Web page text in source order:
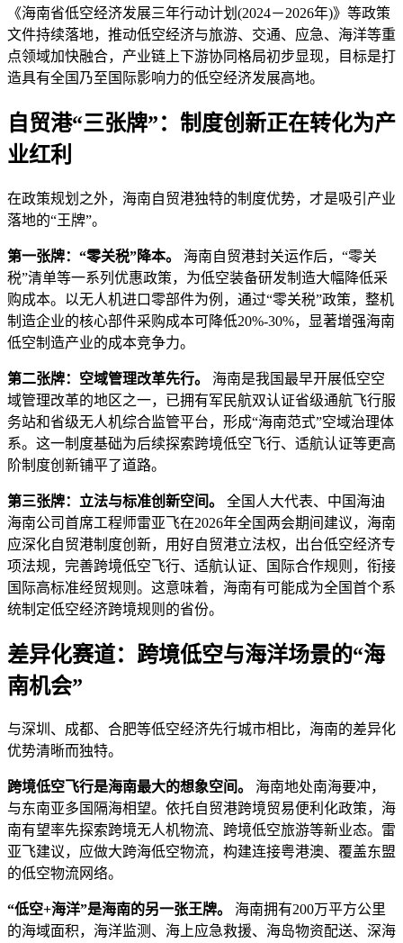
《海南省低空经济发展三年行动计划(2024－2026年)》等政策
文件持续落地，推动低空经济与旅游、交通、应急、海洋等重
点领域加快融合，产业链上下游协同格局初步显现，目标是打
造具有全国乃至国际影响力的低空经济发展高地。
自贸港“三张牌”：制度创新正在转化为产
业红利
在政策规划之外，海南自贸港独特的制度优势，才是吸引产业
落地的“王牌”。
第一张牌：“零关税”降本。
海南自贸港封关运作后，“零关
税”清单等一系列优惠政策，为低空装备研发制造大幅降低采
购成本。以无人机进口零部件为例，通过“零关税”政策，整机
制造企业的核心部件采购成本可降低20%-30%，显著增强海南
低空制造产业的成本竞争力。
第二张牌：空域管理改革先行。
海南是我国最早开展低空空
域管理改革的地区之一，已拥有军民航双认证省级通航飞行服
务站和省级无人机综合监管平台，形成“海南范式”空域治理体
系。这一制度基础为后续探索跨境低空飞行、适航认证等更高
阶制度创新铺平了道路。
第三张牌：立法与标准创新空间。
全国人大代表、中国海油
海南公司首席工程师雷亚飞在2026年全国两会期间建议，海南
应深化自贸港制度创新，用好自贸港立法权，出台低空经济专
项法规，完善跨境低空飞行、适航认证、国际合作规则，衔接
国际高标准经贸规则。这意味着，海南有可能成为全国首个系
统制定低空经济跨境规则的省份。
差异化赛道：跨境低空与海洋场景的“海
南机会”
与深圳、成都、合肥等低空经济先行城市相比，海南的差异化
优势清晰而独特。
跨境低空飞行是海南最大的想象空间。
海南地处南海要冲，
与东南亚多国隔海相望。依托自贸港跨境贸易便利化政策，海
南有望率先探索跨境无人机物流、跨境低空旅游等新业态。雷
亚飞建议，应做大跨海低空物流，构建连接粤港澳、覆盖东盟
的低空物流网络。
“低空+海洋”是海南的另一张王牌。
海南拥有200万平方公里
的海域面积，海洋监测、海上应急救援、海岛物资配送、深海